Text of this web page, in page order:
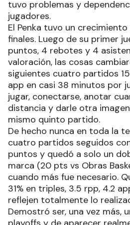
tuvo problemas y
jugadores.
El Penka tuvo un
finales. Luego de su primer
puntos, 4 rebotes y 4
valoración, las cosas
siguientes cuatro partidos
app en casi 38 minutos por
jugar, conectarse, anotar
distancia y darle otra
mismo quinto partido.
De hecho nunca en toda la
cuatro partidos seguidos
puntos y quedó a solo un
marca (20 pts vs Obras
cuando más fue necesario.
31% en triples, 3.5 rpp, 4.2
reflejen totalmente lo
Demostró ser, una vez más,